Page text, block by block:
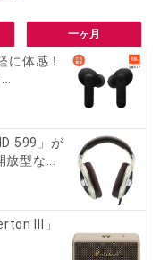
一ヶ月
に体感！
599」が
型な...
III」